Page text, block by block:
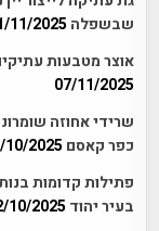
שבשפלה 11/2025
אוצר מטבעות
07/11/2025
כפר קאסם 10/2025
בעיר יהוד 10/2025